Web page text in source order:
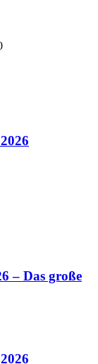
– Das große